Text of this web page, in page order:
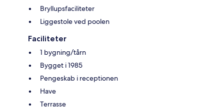
Bryllupsfaciliteter
Liggestole ved poolen
Faciliteter
1 bygning/tårn
Bygget i 1985
Pengeskab i receptionen
Have
Terrasse